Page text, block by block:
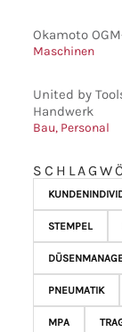
Okamoto
Maschinen
United by
Handwerk
Bau, Personal
STEMPEL
PNEUMATIK
MPA